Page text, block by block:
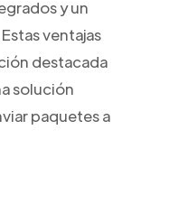
y un
ventajas
destacada
solución
paquetes a